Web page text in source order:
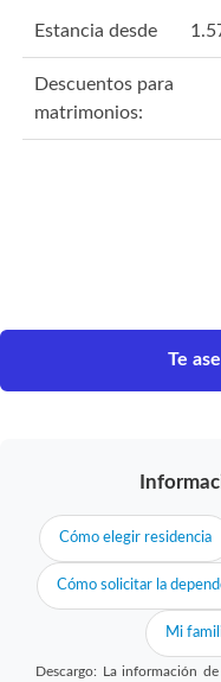
Estancia desde
Descuentos para
matrimonios:
Te
Cómo elegir residencia
Cómo solicitar la
Mi
Descargo: La información